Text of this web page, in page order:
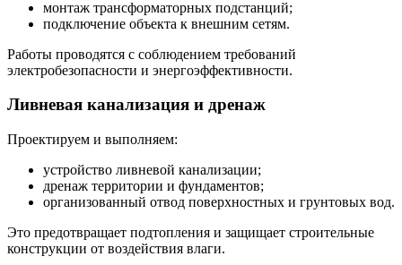
монтаж трансформаторных подстанций;
подключение объекта к внешним сетям.
Работы проводятся с соблюдением требований
электробезопасности и энергоэффективности.
Ливневая канализация и дренаж
Проектируем и выполняем:
устройство ливневой канализации;
дренаж территории и фундаментов;
организованный отвод поверхностных и грунтовых вод.
Это предотвращает подтопления и защищает строительные
конструкции от воздействия влаги.